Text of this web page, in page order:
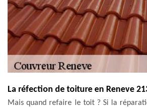
La réfection de toiture en Reneve
Mais quand refaire le toit ? Si la